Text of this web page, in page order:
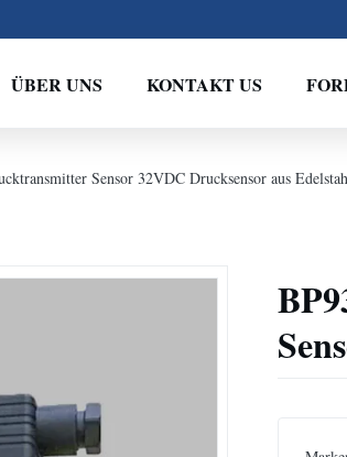
ÜBER UNS KONTAKT US
Sensor 32VDC Drucksensor aus